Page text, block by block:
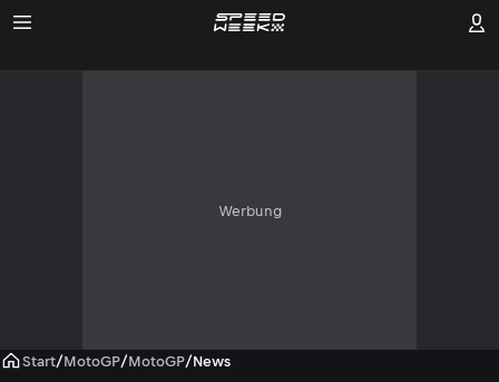
Werbung
Start/MotoGP/MotoGP/News